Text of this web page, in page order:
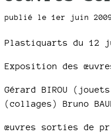
publié le 1er juin
Plastiquarts du 12
Exposition des
Gérard BIROU
(collages) Bruno
œuvres sorties de